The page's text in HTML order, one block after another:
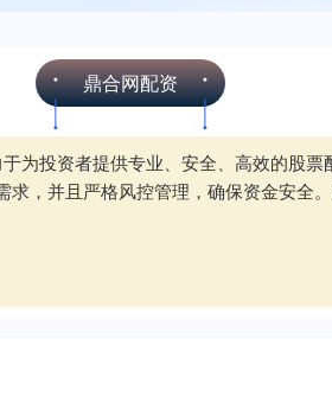
鼎合网配资
为投资者提供专业、安全、高效的股
，并且严格风控管理，确保资金安全